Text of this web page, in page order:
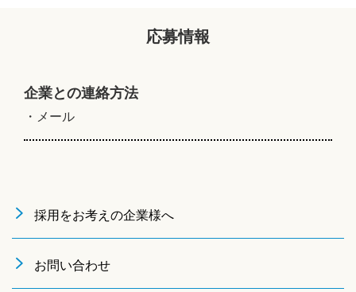
応募情報
企業との連絡方法
・メール
採用をお考えの企業様へ
お問い合わせ